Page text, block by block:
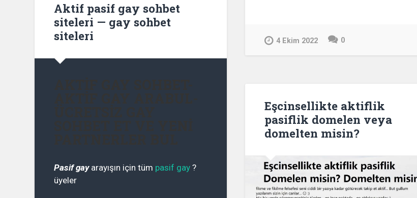
4 Ekim 2022 0
Aktif pasif gay sohbet
siteleri — gay sohbet
siteleri
Pasif gayarayışın için tüm pasif gay ?
üyeler
Eşcinsellikte aktiflik
pasiflik domelen veya
domelten misin?